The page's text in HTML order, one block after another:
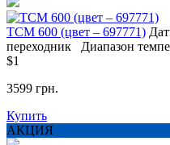
ТСМ 600 (цвет – 697771)
переходник
Диапазон
$1
3599 грн.
Купить
АКЦИЯ